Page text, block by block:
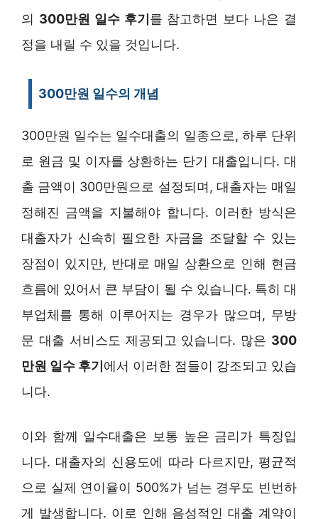
의 300만원 일수 후기를 참고하면 보다 나은 결
정을 내릴 수 있을 것입니다.
300만원 일수의 개념
300만원 일수는 일수대출의 일종으로, 하루 단위
로 원금 및 이자를 상환하는 단기 대출입니다. 대
출 금액이 300만원으로 설정되며, 대출자는 매일
정해진 금액을 지불해야 합니다. 이러한 방식은
대출자가 신속히 필요한 자금을 조달할 수 있는
장점이 있지만, 반대로 매일 상환으로 인해 현금
흐름에 있어서 큰 부담이 될 수 있습니다. 특히 대
부업체를 통해 이루어지는 경우가 많으며, 무방
문 대출 서비스도 제공되고 있습니다. 많은 300
만원 일수 후기에서 이러한 점들이 강조되고 있습
니다.
이와 함께 일수대출은 보통 높은 금리가 특징입
니다. 대출자의 신용도에 따라 다르지만, 평균적
으로 실제 연이율이 500%가 넘는 경우도 빈번하
게 발생합니다. 이로 인해 음성적인 대출 계약이